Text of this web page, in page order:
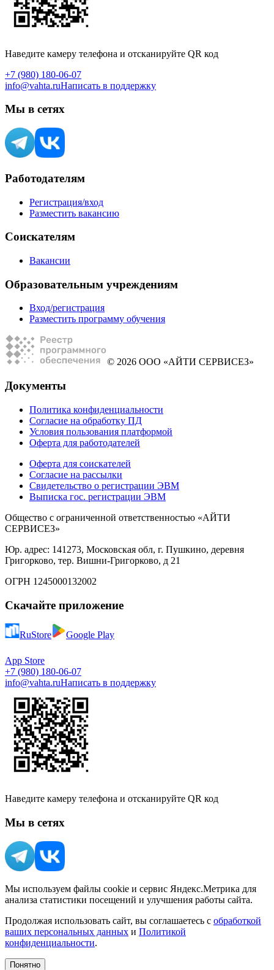
Наведите камеру телефона и отсканируйте QR код
+7 (980) 180-06-07
info@vahta.ruНаписать в поддержку
Мы в сетях
Работодателям
Регистрация/вход
Разместить вакансию
Соискателям
Вакансии
Образовательным учреждениям
Вход/регистрация
Разместить программу обучения
© 2026 ООО «АЙТИ СЕРВИСЕЗ»
Документы
Политика конфиденциальности
Согласие на обработку ПД
Условия пользования платформой
Оферта для работодателей
Оферта для соискателей
Согласие на рассылки
Свидетельство о регистрации ЭВМ
Выписка гос. регистрации ЭВМ
Общество с ограниченной ответственностью «АЙТИ
СЕРВИСЕЗ»
Юр. адрес: 141273, Московская обл, г. Пушкино, деревня
Григорково, тер. Вишни-Григорково, д 21
ОГРН 1245000132002
Скачайте приложение
RuStore Google Play
App Store
+7 (980) 180-06-07
info@vahta.ruНаписать в поддержку
Наведите камеру телефона и отсканируйте QR код
Мы в сетях
Мы используем файлы cookie и сервис Яндекс.Метрика для
анализа статистики посещений и улучшения работы сайта.
Продолжая использовать сайт, вы соглашаетесь с обработкой
ваших персональных данных и Политикой
конфиденциальности.
Понятно